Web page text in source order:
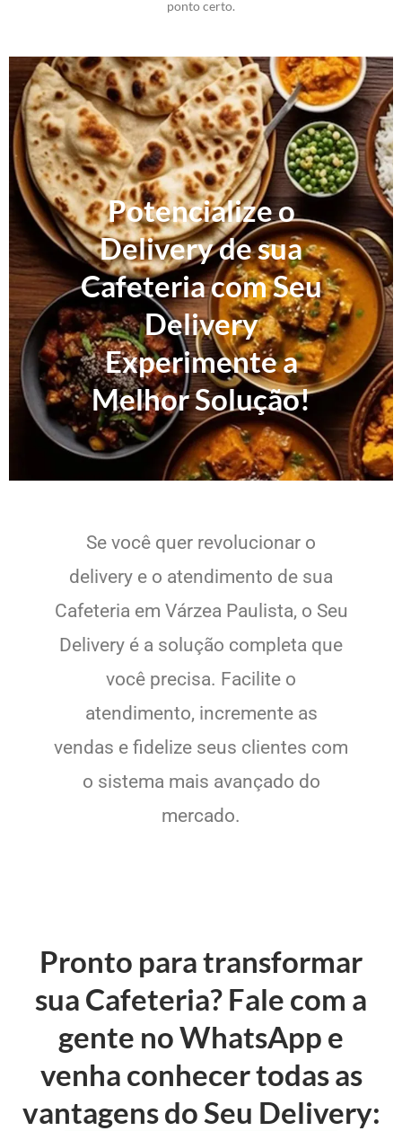
ponto certo.
Potencialize o
Delivery de sua
Cafeteria com Seu
Delivery
Experimente a
Melhor Solução!
Se você quer revolucionar o
delivery e o atendimento de sua
Cafeteria em Várzea Paulista, o Seu
Delivery é a solução completa que
você precisa. Facilite o
atendimento, incremente as
vendas e fidelize seus clientes com
o sistema mais avançado do
mercado.
Pronto para transformar
sua Cafeteria? Fale com a
gente no WhatsApp e
venha conhecer todas as
vantagens do Seu Delivery: